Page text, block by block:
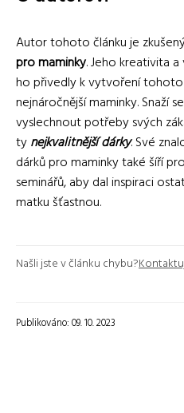
Autor tohoto článku je
pro maminky. Jeho kreativita
ho přivedly k vytvoření
nejnáročnější maminky. Snaží
vyslechnout potřeby svých
tynejkvalitnější dárky. Své
dárků pro maminky také šíří
seminářů, aby dal inspiraci
matku šťastnou.
Našli jste v článku chybu?
Publikováno: 09. 10. 2023